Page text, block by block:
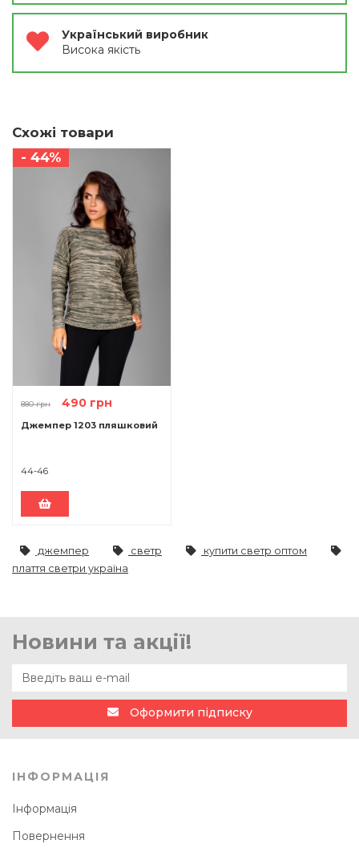
Український виробник
Висока якість
Схожі товари
- 44%
880 грн 490 грн
Джемпер 1203 пляшковий
44-46
джемпер светр
купити светр оптом
плаття светри україна
Новини та акції!
Оформити підписку
ІНФОРМАЦІЯ
Інформація
Повернення